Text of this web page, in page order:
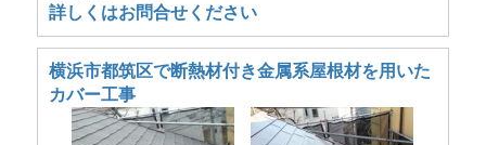
詳しくはお問合せください
横浜市都筑区で断熱材付き金属系屋根材を用いた
カバー工事